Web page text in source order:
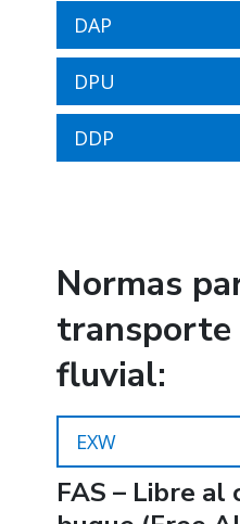
DAP
DPU
DDP
Normas
fluvial:
EXW
FAS – Libre